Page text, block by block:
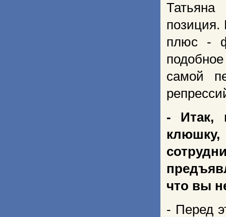
позиция.
плюс -
самой
- Итак,
что вы
- Перед